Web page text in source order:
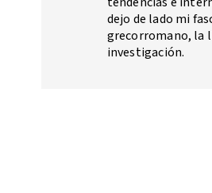
dejo de lado mi
grecorromano, la
investigación.